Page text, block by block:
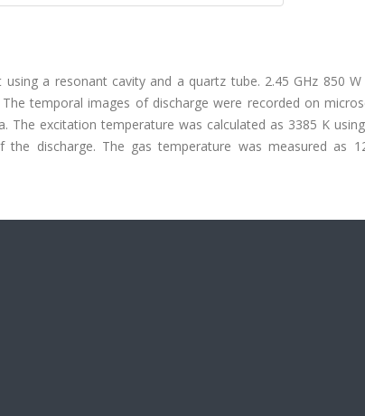
a resonant cavity and a quartz tube. 2.45 GHz 850
temporal images of discharge were recorded on
The excitation temperature was calculated as 3385 K
discharge. The gas temperature was measured as